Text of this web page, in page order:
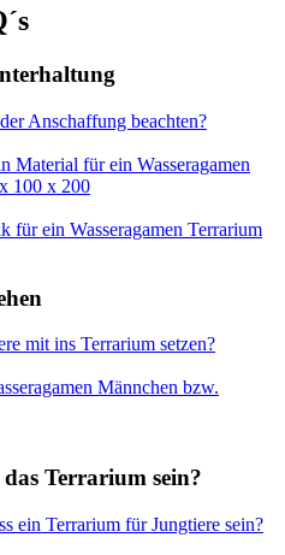
Anschaffung beachten?
Material für ein Wasseragamen
100 x 200
für ein Wasseragamen Terrarium
mit ins Terrarium setzen?
Männchen bzw.
Terrarium sein?
ein Terrarium für Jungtiere sein?